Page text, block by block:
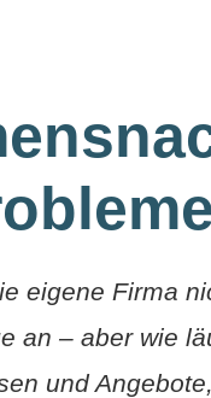
eigene Firma
an – aber wie
und